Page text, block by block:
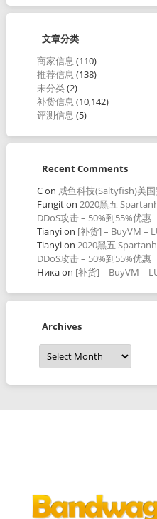
文章分类
商家信息 (110)
推荐信息 (138)
未分类(2)
补货信息 (10,142)
评测信息 (5)
Recent Comments
Con 咸鱼科技(Saltyfish)美
Fungiton 2020黑五
DDoS攻击 – 50%到55%优惠
Tianyion [补货] – BuyVM –
Tianyion 2020黑五
DDoS攻击 – 50%到55%优惠
Никаon [补货] – BuyVM –
Archives
Archives